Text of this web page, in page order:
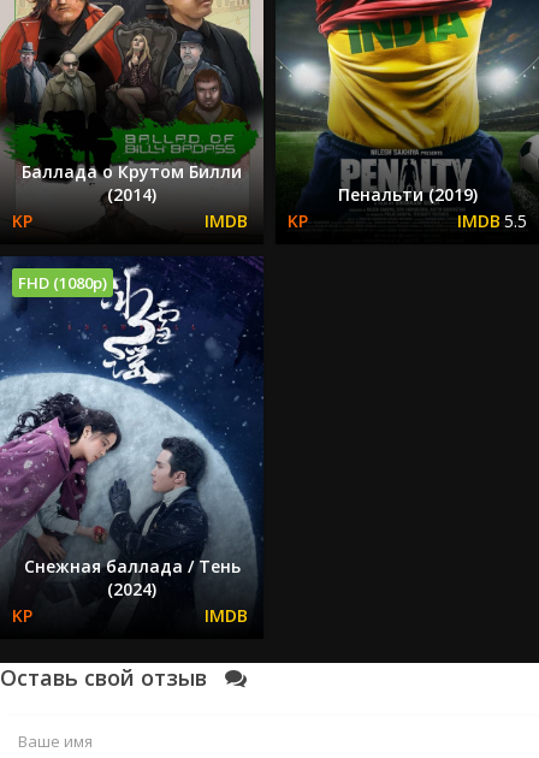
Баллада о Крутом Билли
(2014)
Пенальти (2019)
5.5
FHD (1080p)
Снежная баллада / Тень
(2024)
Оставь свой отзыв